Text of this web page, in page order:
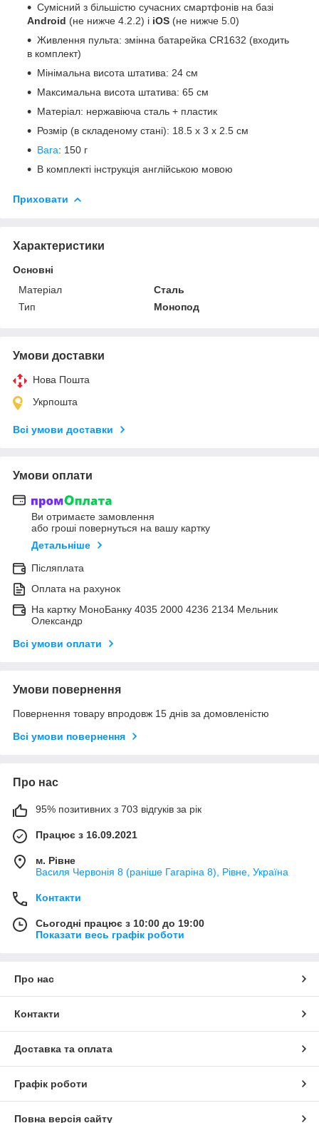
Сумісний з більшістю сучасних смартфонів на базі
Android (не нижче 4.2.2) і iOS (не нижче 5.0)
Живлення пульта: змінна батарейка CR1632 (входить
в комплект)
Мінімальна висота штатива: 24 см
Максимальна висота штатива: 65 см
Матеріал: нержавіюча сталь + пластик
Розмір (в складеному стані): 18.5 х 3 x 2.5 см
Вага: 150 г
В комплекті інструкція англійською мовою
Приховати
Характеристики
Основні
Матеріал
Сталь
Тип
Монопод
Умови доставки
Нова Пошта
Укрпошта
Всі умови доставки
Умови оплати
Ви отримаєте замовлення
або гроші повернуться на вашу картку
Детальніше
Післяплата
Оплата на рахунок
На картку МоноБанку 4035 2000 4236 2134 Мельник
Олександр
Всі умови оплати
Умови повернення
Повернення товару впродовж 15 днів за домовленістю
Всі умови повернення
Про нас
95% позитивних з 703 відгуків за рік
Працює з 16.09.2021
м. Рівне
Василя Червонія 8 (раніше Гагаріна 8), Рівне, Україна
Контакти
Сьогодні працює з 10:00 до 19:00
Показати весь графік роботи
Про нас
Контакти
Доставка та оплата
Графік роботи
Повна версія сайту